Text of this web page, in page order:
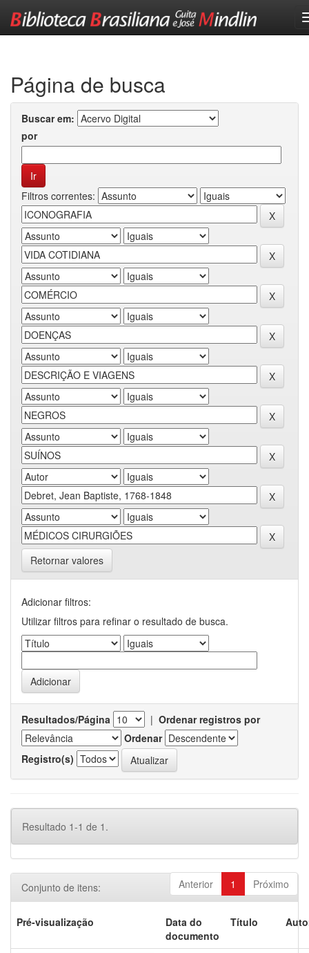
Página de busca
Buscar em:
por
Filtros correntes:
Retornar valores
Adicionar filtros:
Utilizar filtros para refinar o resultado de busca.
Resultados/Página | Ordenar registros por
Ordenar
Registro(s)
Resultado 1-1 de 1.
Anterior 1 Próximo
Conjunto de itens:
Pré-visualização
Data do
documento
Título